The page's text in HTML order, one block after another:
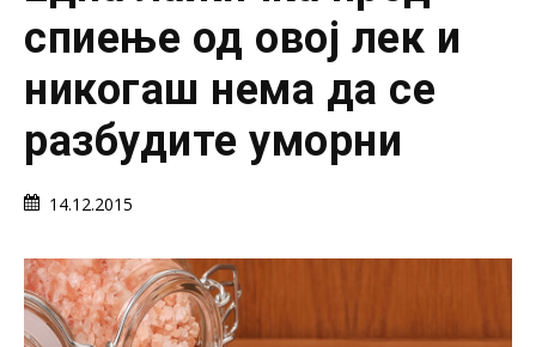
спиење од овој лек и
никогаш нема да се
разбудите уморни
14.12.2015